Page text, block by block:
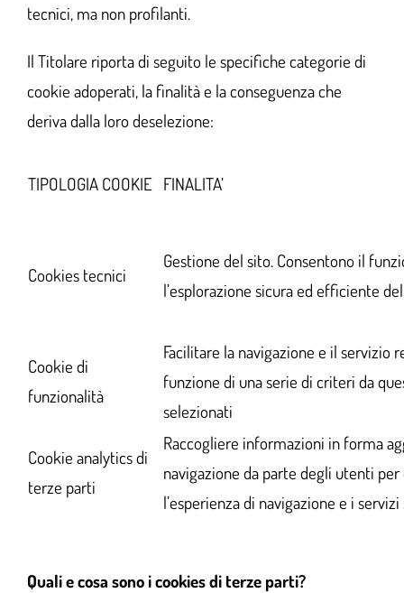
tecnici, ma non profilanti.
Il Titolare riporta di seguito le specifiche categorie di
cookie adoperati, la finalità e la conseguenza che
deriva dalla loro deselezione:
TIPOLOGIA COOKIE FINALITA’
Cookies tecnici
Gestione del sito. Consentono il
l’esplorazione sicura ed efficiente
Cookie di
funzionalità
Facilitare la navigazione e il servizio
funzione di una serie di criteri da
selezionati
Cookie analytics di
terze parti
Raccogliere informazioni in forma
navigazione da parte degli utenti
l’esperienza di navigazione e i servizi
Quali e cosa sono i cookies di terze parti?